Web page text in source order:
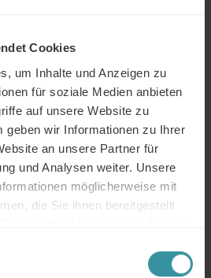
Cookies
um Inhalte und Anzeigen zu
für soziale Medien anbieten
auf unsere Website zu
geben wir Informationen zu Ihrer
an unsere Partner für
und Analysen weiter. Unsere
möglicherweise mit
die Sie ihnen bereitgestellt
an Ihr Unternehmen
die sich bietenden Potenziale
nutzen können.
Sales Excellence
Sie sich wieder? Gerne
über eine individuelle